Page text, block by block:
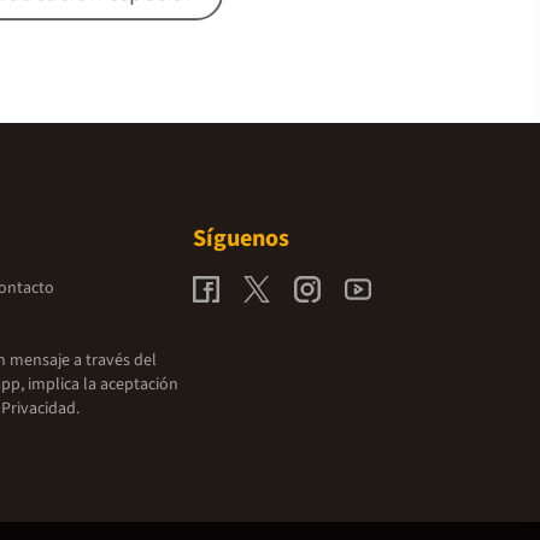
mensaje a través del
implica la aceptación
Síguenos